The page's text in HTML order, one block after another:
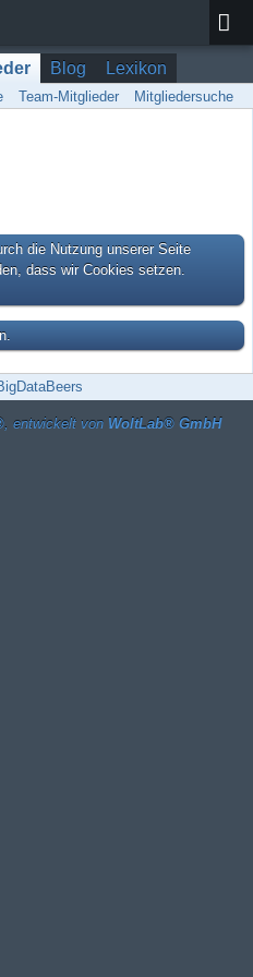
Blog Lexikon
Team-Mitglieder Mitgliedersuche
die Nutzung unserer Seite
dass wir Cookies setzen.
, entwickelt von WoltLab® GmbH